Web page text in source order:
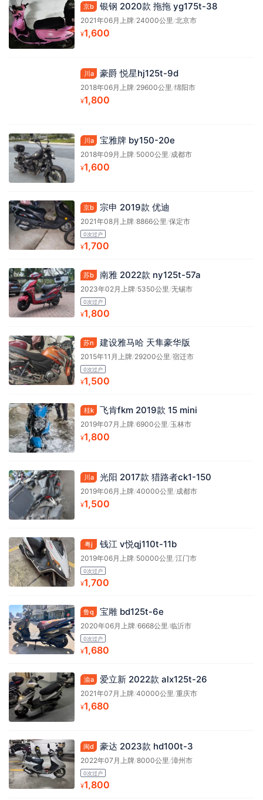
京b 银钢 2020款 拖拖 yg175t-38
2021年06月上牌/24000公里/北京市
¥1,600
川a 豪爵 悦星hj125t-9d
2018年06月上牌/29600公里/绵阳市
¥1,800
川a 宝雅牌 by150-20e
2018年09月上牌/5000公里/成都市
¥1,600
京b 宗申 2019款 优迪
2021年08月上牌/8866公里/保定市
0次过户
¥1,700
苏b 南雅 2022款 ny125t-57a
2023年02月上牌/5350公里/无锡市
0次过户
¥1,800
苏n 建设雅马哈 天隼豪华版
2015年11月上牌/29200公里/宿迁市
0次过户
¥1,500
桂k 飞肯fkm 2019款 15 mini
2019年07月上牌/6900公里/玉林市
¥1,800
川a 光阳 2017款 猎路者ck1-150
2019年06月上牌/40000公里/成都市
¥1,500
粤j 钱江 v悦qj110t-11b
2019年06月上牌/50000公里/江门市
0次过户
¥1,700
鲁q 宝雕 bd125t-6e
2020年06月上牌/6668公里/临沂市
0次过户
¥1,680
渝a 爱立新 2022款 alx125t-26
2021年07月上牌/40000公里 /重庆市
¥1,680
闽d 豪达 2023款 hd100t-3
2022年07月上牌/8000公里 /漳州市
0次过户
¥1,800